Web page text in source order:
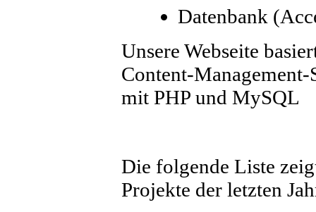
Datenbank
Unsere Webseite
Content-Management-
mit PHP und MySQL
Die folgende Liste
Projekte der letzten